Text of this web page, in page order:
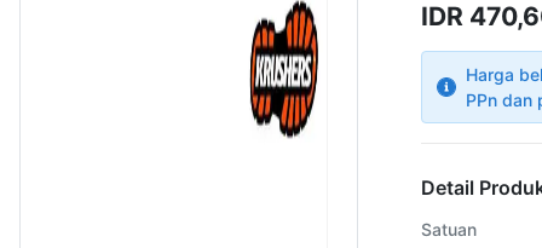
IDR
Harga
PPn dan
Detail
Satuan